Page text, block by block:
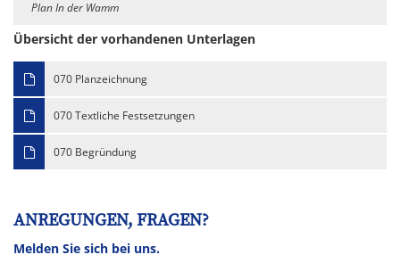
Plan In der Wamm
Übersicht der vorhandenen Unterlagen
070 Planzeichnung
070 Textliche Festsetzungen
070 Begründung
ANREGUNGEN, FRAGEN?
Melden Sie sich bei uns.